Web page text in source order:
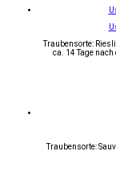
Traubensorte:
ca. 14 Tage
Traubensorte: